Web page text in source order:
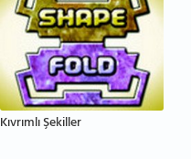
Kıvrımlı Şekiller